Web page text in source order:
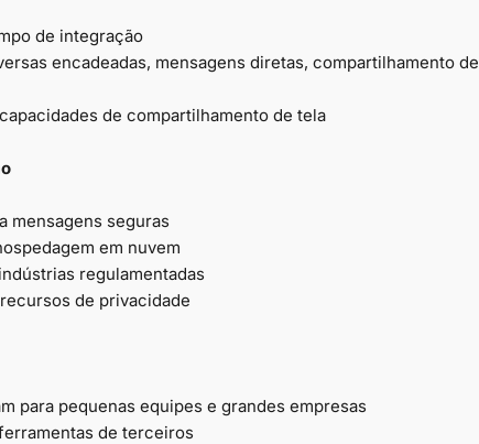
de integração
encadeadas, mensagens diretas, compartilhamento de
de compartilhamento de tela
mensagens seguras
em nuvem
regulamentadas
de privacidade
para pequenas equipes e grandes empresas
de terceiros